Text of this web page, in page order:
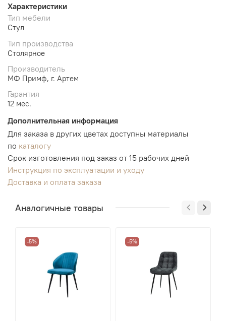
Характеристики
Тип мебели
Стул
Тип производства
Столярное
Производитель
МФ Примф, г. Артем
Гарантия
12 мес.
Дополнительная информация
Для заказа в других цветах доступны материалы
по каталогу
Срок изготовления под заказ от 15 рабочих дней
Инструкция по эксплуатации и уходу
Доставка и оплата заказа
Аналогичные товары
-5% -5%